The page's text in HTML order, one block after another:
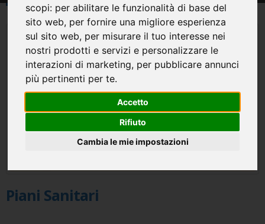
scopi: per abilitare le funzionalità di base del
sito web, per fornire una migliore esperienza
sul sito web, per misurare il tuo interesse nei
nostri prodotti e servizi e personalizzare le
interazioni di marketing, per pubblicare annunci
più pertinenti per te.
Accetto
Rifiuto
Cambia le mie impostazioni
Piani Sanitari